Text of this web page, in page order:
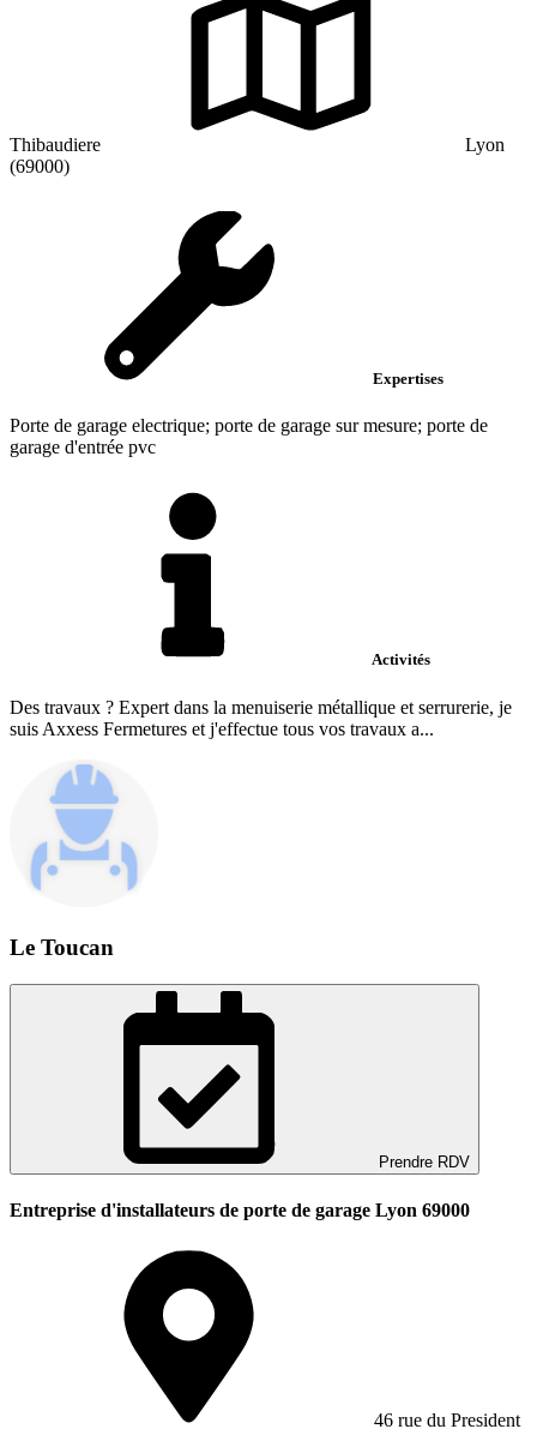
Thibaudiere
Lyon
(69000)
Expertises
Porte de garage electrique; porte de garage sur mesure; porte de
garage d'entrée pvc
Activités
Des travaux ? Expert dans la menuiserie métallique et serrurerie, je
suis Axxess Fermetures et j'effectue tous vos travaux a...
Le Toucan
Prendre RDV
Entreprise d'installateurs de porte de garage Lyon 69000
46 rue du President